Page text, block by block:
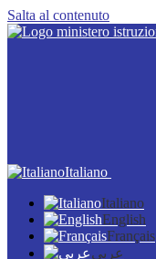
Salta al contenuto
Italiano
Italiano
English
Français
عربى